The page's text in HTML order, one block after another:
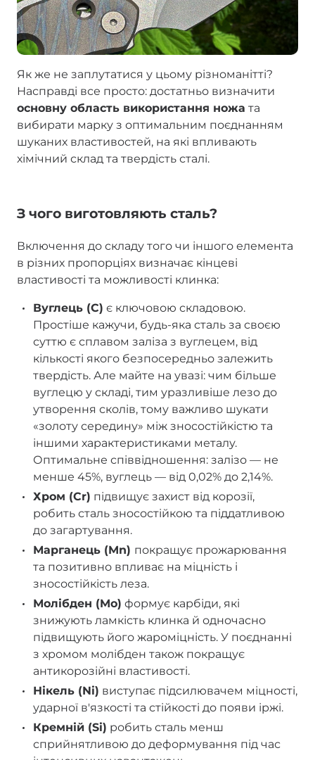
Як же не заплутатися у цьому різноманітті?
Насправді все просто: достатньо визначити
основну область використання ножа та
вибирати марку з оптимальним поєднанням
шуканих властивостей, на які впливають
хімічний склад та твердість сталі.
З чого виготовляють сталь?
Включення до складу того чи іншого елемента
в різних пропорціях визначає кінцеві
властивості та можливості клинка:
Вуглець (С) є ключовою складовою.
Простіше кажучи, будь-яка сталь за своєю
суттю є сплавом заліза з вуглецем, від
кількості якого безпосередньо залежить
твердість. Але майте на увазі: чим більше
вуглецю у складі, тим уразливіше лезо до
утворення сколів, тому важливо шукати
«золоту середину» між зносостійкістю та
іншими характеристиками металу.
Оптимальне співвідношення: залізо — не
менше 45%, вуглець — від 0,02% до 2,14%.
Хром (Cr) підвищує захист від корозії,
робить сталь зносостійкою та піддатливою
до загартування.
Марганець (Mn) покращує прожарювання
та позитивно впливає на міцність і
зносостійкість леза.
Молібден (Mo) формує карбіди, які
знижують ламкість клинка й одночасно
підвищують його жароміцність. У поєднанні
з хромом молібден також покращує
антикорозійні властивості.
Нікель (Ni) виступає підсилювачем міцності,
ударної в'язкості та стійкості до появи іржі.
Кремній (Si) робить сталь менш
сприйнятливою до деформування під час